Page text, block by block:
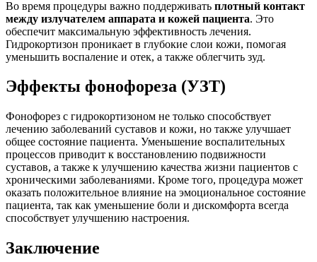
Во время процедуры важно поддерживать плотный контакт
между излучателем аппарата и кожей пациента. Это
обеспечит максимальную эффективность лечения.
Гидрокортизон проникает в глубокие слои кожи, помогая
уменьшить воспаление и отек, а также облегчить зуд.
Эффекты фонофореза (УЗТ)
Фонофорез с гидрокортизоном не только способствует
лечению заболеваний суставов и кожи, но также улучшает
общее состояние пациента. Уменьшение воспалительных
процессов приводит к восстановлению подвижности
суставов, а также к улучшению качества жизни пациентов с
хроническими заболеваниями. Кроме того, процедура может
оказать положительное влияние на эмоциональное состояние
пациента, так как уменьшение боли и дискомфорта всегда
способствует улучшению настроения.
Заключение